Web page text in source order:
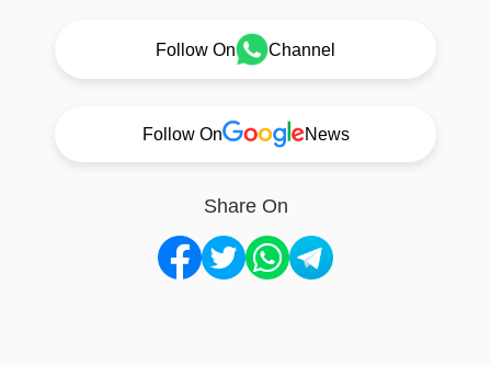
Follow On Channel
Follow On News
Share On